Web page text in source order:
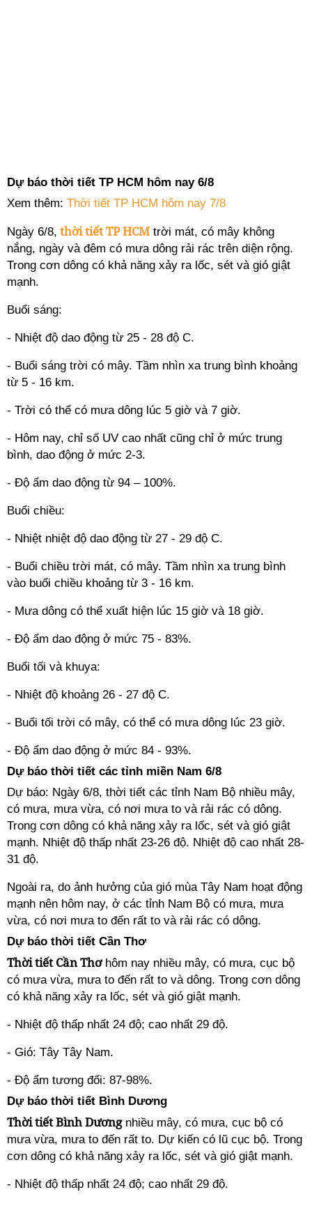
Dự báo thời tiết TP HCM hôm nay 6/8
Xem thêm: Thời tiết TP HCM hôm nay 7/8
Ngày 6/8, thời tiết TP HCM trời mát, có mây không
nắng, ngày và đêm có mưa dông rải rác trên diện rộng.
Trong cơn dông có khả năng xảy ra lốc, sét và gió giật
mạnh.
Buổi sáng:
- Nhiệt độ dao động từ 25 - 28 độ C.
- Buổi sáng trời có mây. Tầm nhìn xa trung bình khoảng
từ 5 - 16 km.
- Trời có thể có mưa dông lúc 5 giờ và 7 giờ.
- Hôm nay, chỉ số UV cao nhất cũng chỉ ở mức trung
bình, dao động ở mức 2-3.
- Độ ẩm dao động từ 94 – 100%.
Buổi chiều:
- Nhiệt nhiệt độ dao động từ 27 - 29 độ C.
- Buổi chiều trời mát, có mây. Tầm nhìn xa trung bình
vào buổi chiều khoảng từ 3 - 16 km.
- Mưa dông có thể xuất hiện lúc 15 giờ và 18 giờ.
- Độ ẩm dao động ở mức 75 - 83%.
Buổi tối và khuya:
- Nhiệt độ khoảng 26 - 27 độ C.
- Buổi tối trời có mây, có thể có mưa dông lúc 23 giờ.
- Độ ẩm dao động ở mức 84 - 93%.
Dự báo thời tiết các tỉnh miền Nam 6/8
Dự báo: Ngày 6/8, thời tiết các tỉnh Nam Bộ nhiều mây,
có mưa, mưa vừa, có nơi mưa to và rải rác có dông.
Trong cơn dông có khả năng xảy ra lốc, sét và gió giật
mạnh. Nhiệt độ thấp nhất 23-26 độ. Nhiệt độ cao nhất 28-
31 độ.
Ngoài ra, do ảnh hưởng của gió mùa Tây Nam hoạt động
mạnh nên hôm nay, ở các tỉnh Nam Bộ có mưa, mưa
vừa, có nơi mưa to đến rất to và rải rác có dông.
Dự báo thời tiết Cần Thơ
Thời tiết Cần Thơhôm nay nhiều mây, có mưa, cục bộ
có mưa vừa, mưa to đến rất to và dông. Trong cơn dông
có khả năng xảy ra lốc, sét và gió giật mạnh.
- Nhiệt độ thấp nhất 24 độ; cao nhất 29 độ.
- Gió: Tây Tây Nam.
- Độ ẩm tương đối: 87-98%.
Dự báo thời tiết Bình Dương
Thời tiết Bình Dươngnhiều mây, có mưa, cục bộ có
mưa vừa, mưa to đến rất to. Dự kiến có lũ cục bộ. Trong
cơn dông có khả năng xảy ra lốc, sét và gió giật mạnh.
- Nhiệt độ thấp nhất 24 độ; cao nhất 29 độ.